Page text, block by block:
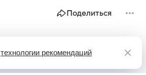
Поделиться
технологии рекомендаций